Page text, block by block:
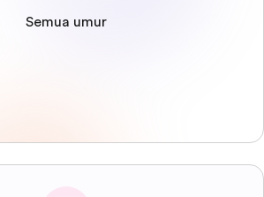
Semua umur